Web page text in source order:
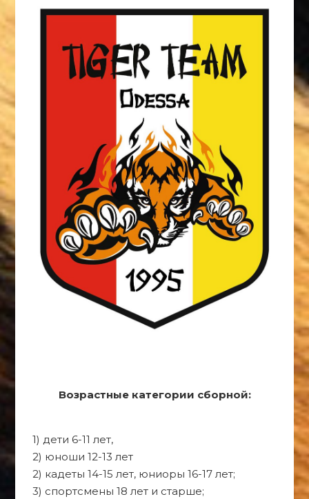
Возрастные категории сборной:
1) дети 6-11 лет,
2) юноши 12-13 лет
2) кадеты 14-15 лет, юниоры 16-17 лет;
3) спортсмены 18 лет и старше;